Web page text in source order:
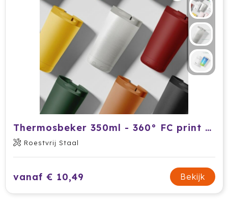
Norländer
Ocean Bottle
Oma's Brievenbustaart
Orrefors
Oxious
Parker
Peekay
Philips
Thermosbeker 350ml - 360° FC print / logo print / gegraveerd
Roestvrij Staal
vanaf € 10,49 Bekijk